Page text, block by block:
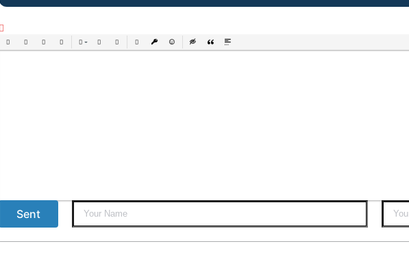
Bold Italic UnderlineStrikethrough
AlignOrdered List
Unordered List
Insert LinkInsert protected link
EmoticonsInsert hidden text
Insert Quote
Insert spoiler
Sent